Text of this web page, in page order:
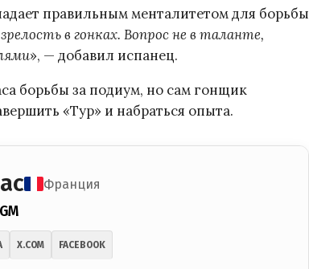
правильным менталитетом для борьбы
в гонках. Вопрос не в таланте,
», — добавил испанец.
борьбы за подиум, но сам гонщик
«Тур» и набраться опыта.
Франция
X.COM FACEBOOK